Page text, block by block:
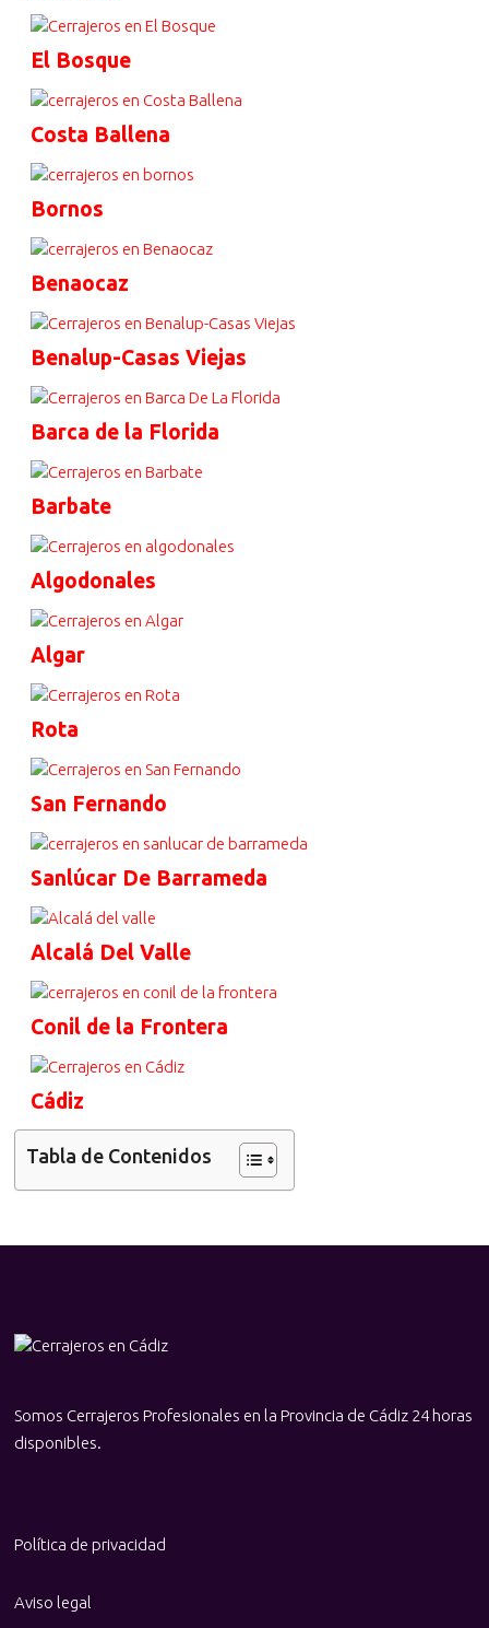
El Bosque
Costa Ballena
Bornos
Benaocaz
Benalup-Casas Viejas
Barca de la Florida
Barbate
Algodonales
Algar
Rota
San Fernando
Sanlúcar De Barrameda
Alcalá Del Valle
Conil de la Frontera
Cádiz
Tabla de Contenidos
Somos Cerrajeros Profesionales en la Provincia de Cádiz 24 horas
disponibles.
Política de privacidad
Aviso legal